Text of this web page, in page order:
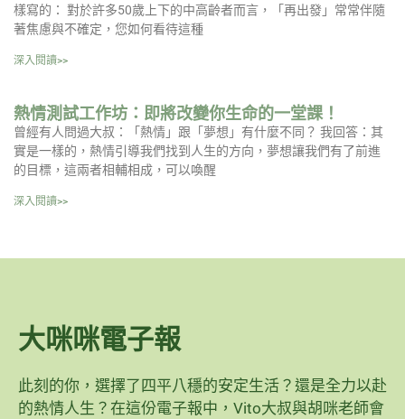
樣寫的： 對於許多50歲上下的中高齡者而言，「再出發」常常伴隨
著焦慮與不確定，您如何看待這種
深入閱讀>>
熱情測試工作坊：即將改變你生命的一堂課！
曾經有人問過大叔：「熱情」跟「夢想」有什麼不同？ 我回答：其
實是一樣的，熱情引導我們找到人生的方向，夢想讓我們有了前進
的目標，這兩者相輔相成，可以喚醒
深入閱讀>>
大咪咪電子報
此刻的你，選擇了四平八穩的安定生活？還是全力以赴
的熱情人生？在這份電子報中，Vito大叔與胡咪老師會